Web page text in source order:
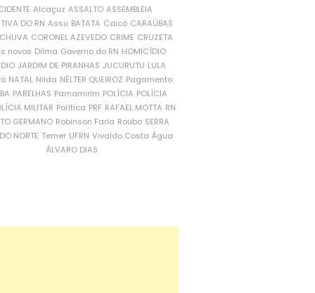
Alcaçuz ASSALTO ASSEMBLEIA
DO RN Assu BATATA Caicó CARAÚBAS
CORONEL AZEVEDO CRIME CRUZETA
novos Dilma Governo do RN HOMICÍDIO
JARDIM DE PIRANHAS JUCURUTU LULA
NATAL Nilda NÉLTER QUEIROZ Pagamento
PARELHAS Parnamirim POLÍCIA POLÍCIA
MILITAR Política PRF RAFAEL MOTTA RN
GERMANO Robinson Faria Roubo SERRA
NORTE Temer UFRN Vivaldo Costa Água
ÁLVARO DIAS